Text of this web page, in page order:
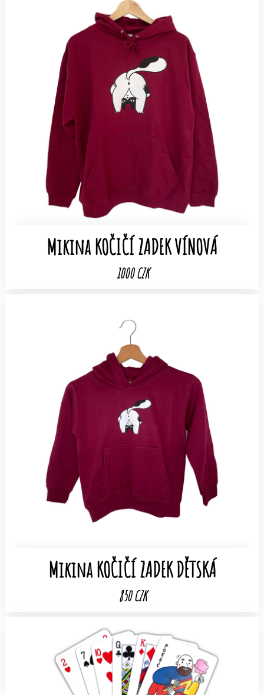
Mikina KOČIČÍ ZADEK VÍNOVÁ
1000 CZK
Mikina KOČIČÍ ZADEK DĚTSKÁ
850 CZK